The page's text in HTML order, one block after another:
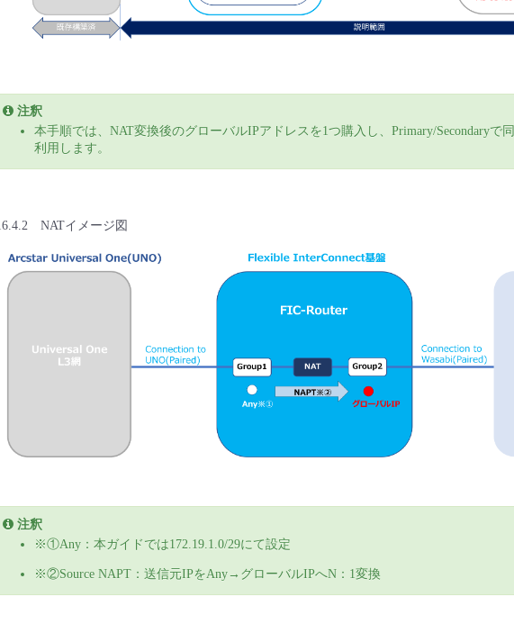
注釈
本手順では、NAT変換後のグローバルIPアドレスを1つ購入し、Primary/Secondaryで
利用します。
NATイメージ図
注釈
※①Any：本ガイドでは172.19.1.0/29にて設定
※②Source NAPT：送信元IPをAny→グローバルIPへN：1変換